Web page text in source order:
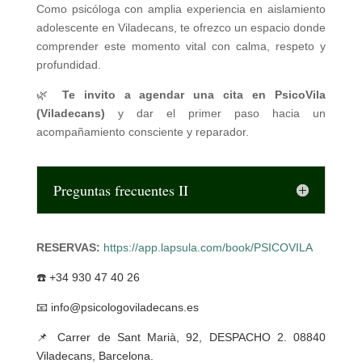
Como psicóloga con amplia experiencia en aislamiento
adolescente en Viladecans, te ofrezco un espacio donde
comprender este momento vital con calma, respeto y
profundidad.
🌿 Te invito a agendar una cita en PsicoVila
(Viladecans) y dar el primer paso hacia un
acompañamiento consciente y reparador.
Preguntas frecuentes II
RESERVAS: https://app.lapsula.com/book/PSICOVILA
☎️ +34 930 47 40 26
📧 info@psicologoviladecans.es
📌 Carrer de Sant Marià, 92, DESPACHO 2. 08840
Viladecans, Barcelona.